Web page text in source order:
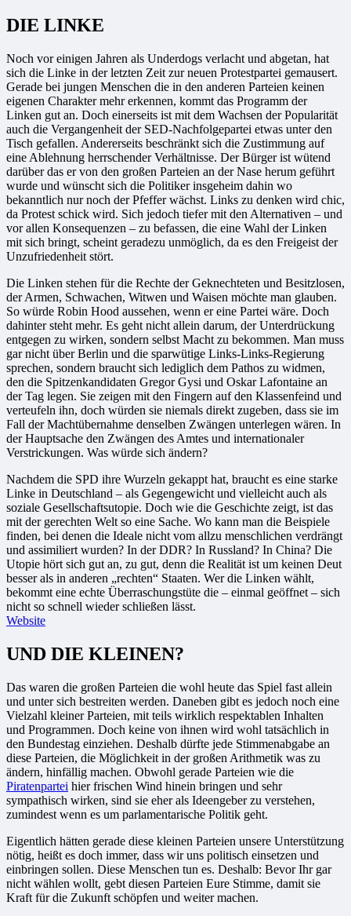
DIE LINKE
Noch vor einigen Jahren als Underdogs verlacht und abgetan, hat
sich die Linke in der letzten Zeit zur neuen Protestpartei gemausert.
Gerade bei jungen Menschen die in den anderen Parteien keinen
eigenen Charakter mehr erkennen, kommt das Programm der
Linken gut an. Doch einerseits ist mit dem Wachsen der Popularität
auch die Vergangenheit der SED-Nachfolgepartei etwas unter den
Tisch gefallen. Andererseits beschränkt sich die Zustimmung auf
eine Ablehnung herrschender Verhältnisse. Der Bürger ist wütend
darüber das er von den großen Parteien an der Nase herum geführt
wurde und wünscht sich die Politiker insgeheim dahin wo
bekanntlich nur noch der Pfeffer wächst. Links zu denken wird chic,
da Protest schick wird. Sich jedoch tiefer mit den Alternativen – und
vor allen Konsequenzen – zu befassen, die eine Wahl der Linken
mit sich bringt, scheint geradezu unmöglich, da es den Freigeist der
Unzufriedenheit stört.
Die Linken stehen für die Rechte der Geknechteten und Besitzlosen,
der Armen, Schwachen, Witwen und Waisen möchte man glauben.
So würde Robin Hood aussehen, wenn er eine Partei wäre. Doch
dahinter steht mehr. Es geht nicht allein darum, der Unterdrückung
entgegen zu wirken, sondern selbst Macht zu bekommen. Man muss
gar nicht über Berlin und die sparwütige Links-Links-Regierung
sprechen, sondern braucht sich lediglich dem Pathos zu widmen,
den die Spitzenkandidaten Gregor Gysi und Oskar Lafontaine an
der Tag legen. Sie zeigen mit den Fingern auf den Klassenfeind und
verteufeln ihn, doch würden sie niemals direkt zugeben, dass sie im
Fall der Machtübernahme denselben Zwängen unterlegen wären. In
der Hauptsache den Zwängen des Amtes und internationaler
Verstrickungen. Was würde sich ändern?
Nachdem die SPD ihre Wurzeln gekappt hat, braucht es eine starke
Linke in Deutschland – als Gegengewicht und vielleicht auch als
soziale Gesellschaftsutopie. Doch wie die Geschichte zeigt, ist das
mit der gerechten Welt so eine Sache. Wo kann man die Beispiele
finden, bei denen die Ideale nicht vom allzu menschlichen verdrängt
und assimiliert wurden? In der DDR? In Russland? In China? Die
Utopie hört sich gut an, zu gut, denn die Realität ist um keinen Deut
besser als in anderen „rechten“ Staaten. Wer die Linken wählt,
bekommt eine echte Überraschungstüte die – einmal geöffnet – sich
nicht so schnell wieder schließen lässt.
Website
UND DIE KLEINEN?
Das waren die großen Parteien die wohl heute das Spiel fast allein
und unter sich bestreiten werden. Daneben gibt es jedoch noch eine
Vielzahl kleiner Parteien, mit teils wirklich respektablen Inhalten
und Programmen. Doch keine von ihnen wird wohl tatsächlich in
den Bundestag einziehen. Deshalb dürfte jede Stimmenabgabe an
diese Parteien, die Möglichkeit in der großen Arithmetik was zu
ändern, hinfällig machen. Obwohl gerade Parteien wie die
Piratenpartei hier frischen Wind hinein bringen und sehr
sympathisch wirken, sind sie eher als Ideengeber zu verstehen,
zumindest wenn es um parlamentarische Politik geht.
Eigentlich hätten gerade diese kleinen Parteien unsere Unterstützung
nötig, heißt es doch immer, dass wir uns politisch einsetzen und
einbringen sollen. Diese Menschen tun es. Deshalb: Bevor Ihr gar
nicht wählen wollt, gebt diesen Parteien Eure Stimme, damit sie
Kraft für die Zukunft schöpfen und weiter machen.